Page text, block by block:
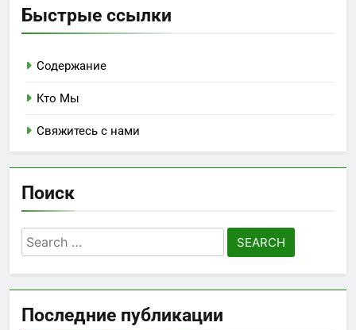
Быстрые ссылки
Содержание
Кто Мы
Свяжитесь с нами
Поиск
Search
for:
Последние публикации